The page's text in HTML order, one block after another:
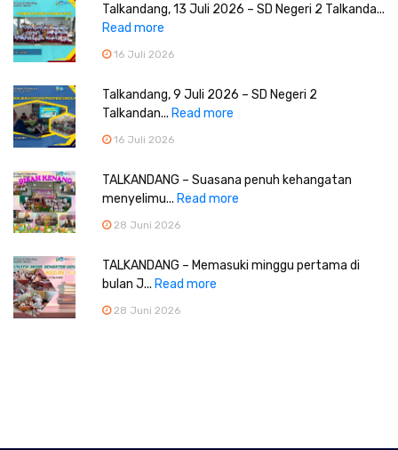
Talkandang, 13 Juli 2026 – SD Negeri 2 Talkanda...
Read more
16 Juli 2026
Talkandang, 9 Juli 2026 – SD Negeri 2
Talkandan... Read more
16 Juli 2026
TALKANDANG – Suasana penuh kehangatan
menyelimu... Read more
28 Juni 2026
TALKANDANG – Memasuki minggu pertama di
bulan J... Read more
28 Juni 2026